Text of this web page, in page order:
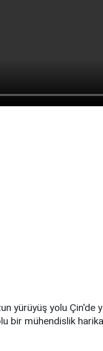
yürüyüş yolu Çin'de
bir mühendislik